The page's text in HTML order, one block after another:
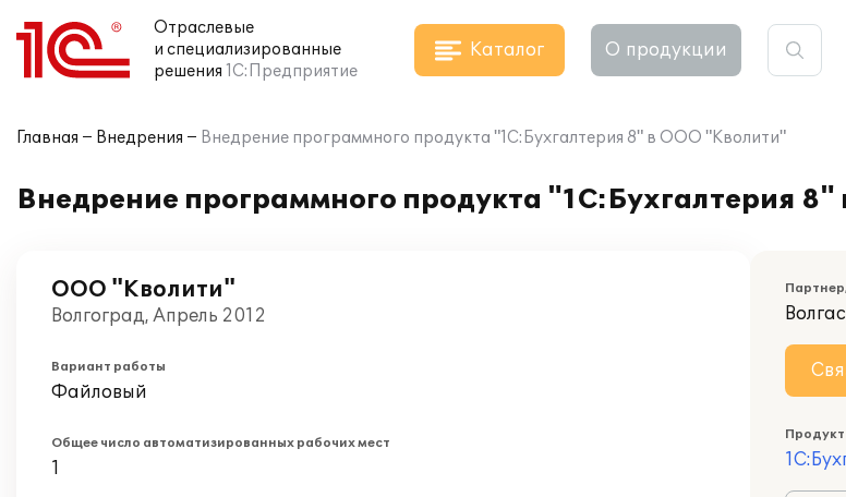
Отраслевые
и специализированные
решения 1С:Предприятие
Каталог О продукции
Главная Внедрения Внедрение программного продукта "1С:Бухгалтерия 8" в ООО "Кволити"
Внедрение программного продукта "1С:Бухгалтерия
ООО "Кволити"
Волгоград, Апрель 2012
Вариант работы
Файловый
Общее число автоматизированных рабочих мест
1
Продукт